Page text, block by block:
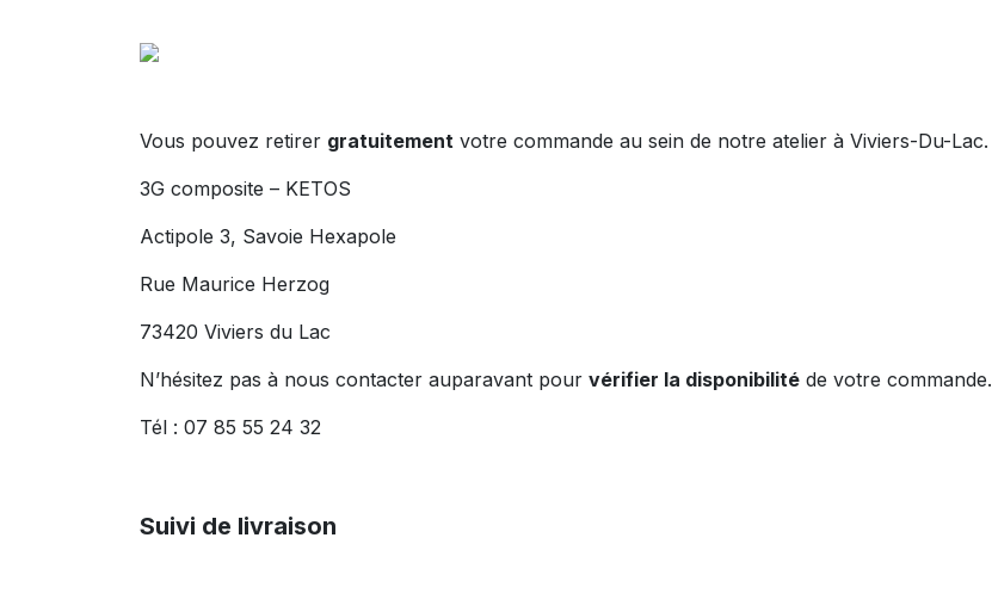
Vous pouvez retirer gratuitement votre commande au sein de notre atelier à Viviers-Du-Lac.
3G composite – KETOS
Actipole 3, Savoie Hexapole
Rue Maurice Herzog
73420 Viviers du Lac
N’hésitez pas à nous contacter auparavant pour vérifier la disponibilité de votre commande.
Tél : 07 85 55 24 32
Suivi de livraison